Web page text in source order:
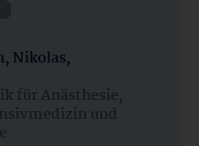
Nikolas,
für Anästhesie,
und